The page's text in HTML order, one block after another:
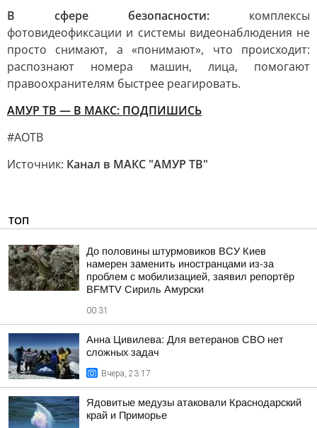
В сфере безопасности: комплексы
фотовидеофиксации и системы видеонаблюдения не
просто снимают, а «понимают», что происходит:
распознают номера машин, лица, помогают
правоохранителям быстрее реагировать.
АМУР ТВ — В МАКС: ПОДПИШИСЬ
#АОТВ
Источник: Канал в МАКС "АМУР ТВ"
ТОП
До половины штурмовиков ВСУ Киев
намерен заменить иностранцами из-за
проблем с мобилизацией, заявил репортёр
BFMTV Сириль Амурски
00:31
Анна Цивилева: Для ветеранов СВО нет
сложных задач
Вчера, 23:17
Ядовитые медузы атаковали Краснодарский
край и Приморье